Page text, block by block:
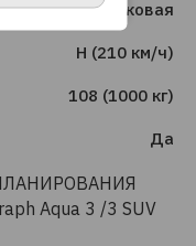
Легковая
H (210 км/ч)
108 (1000 кг)
Да
Aqua 3 /3 SUV